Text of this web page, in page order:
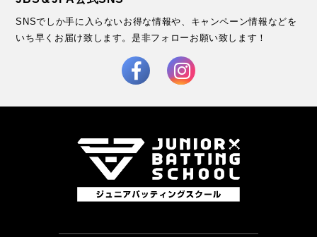
SNSでしか手に入らないお得な情報や、キャンペーン情報などを
いち早くお届け致します。是非フォローお願い致します！